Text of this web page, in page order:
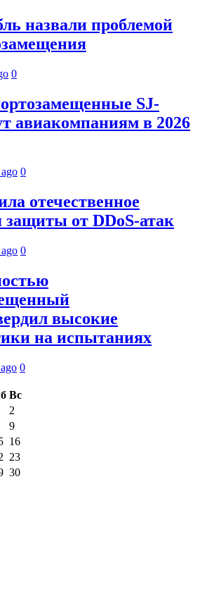
назвали проблемой
0
SJ-
авиакомпаниям в 2026
0
отечественное
защиты от DDoS-атак
0
высокие
на испытаниях
0
Вс
2
9
16
23
30